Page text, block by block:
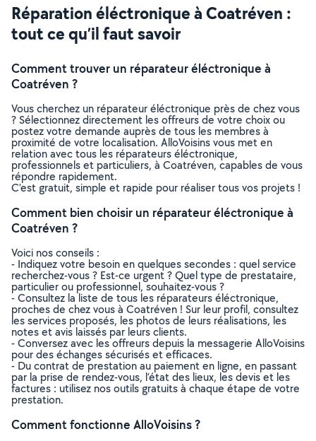
Réparation éléctronique à Coatréven :
tout ce qu’il faut savoir
Comment trouver un réparateur éléctronique à
Coatréven ?
Vous cherchez un réparateur éléctronique près de chez vous
? Sélectionnez directement les offreurs de votre choix ou
postez votre demande auprès de tous les membres à
proximité de votre localisation. AlloVoisins vous met en
relation avec tous les réparateurs éléctronique,
professionnels et particuliers, à Coatréven, capables de vous
répondre rapidement.
C’est gratuit, simple et rapide pour réaliser tous vos projets !
Comment bien choisir un réparateur éléctronique à
Coatréven ?
Voici nos conseils :
- Indiquez votre besoin en quelques secondes : quel service
recherchez-vous ? Est-ce urgent ? Quel type de prestataire,
particulier ou professionnel, souhaitez-vous ?
- Consultez la liste de tous les réparateurs éléctronique,
proches de chez vous à Coatréven ! Sur leur profil, consultez
les services proposés, les photos de leurs réalisations, les
notes et avis laissés par leurs clients.
- Conversez avec les offreurs depuis la messagerie AlloVoisins
pour des échanges sécurisés et efficaces.
- Du contrat de prestation au paiement en ligne, en passant
par la prise de rendez-vous, l’état des lieux, les devis et les
factures : utilisez nos outils gratuits à chaque étape de votre
prestation.
Comment fonctionne AlloVoisins ?